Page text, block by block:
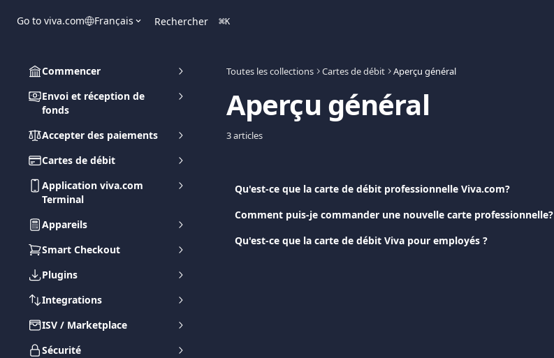
Go to viva.com Français Rechercher ⌘K
Commencer
Envoi et réception de
fonds
Accepter des paiements
Cartes de débit
Application viva.com
Terminal
Appareils
Smart Checkout
Plugins
Integrations
ISV / Marketplace
Sécurité
Toutes les collections Cartes de débit Aperçu général
Aperçu général
3 articles
Qu'est-ce que la carte de débit professionnelle Viva.com?
Comment puis-je commander une nouvelle carte professionnelle?
Qu'est-ce que la carte de débit Viva pour employés ?